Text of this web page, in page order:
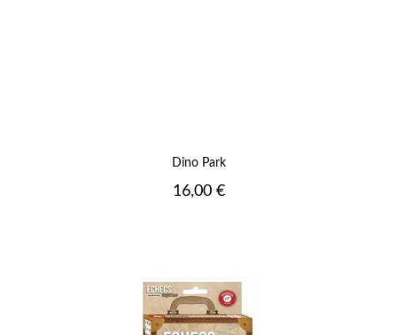
Dino Park
Prix
16,00 €